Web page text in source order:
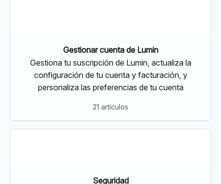
Gestionar cuenta de Lumin
Gestiona tu suscripción de Lumin, actualiza la
configuración de tu cuenta y facturación, y
personaliza las preferencias de tu cuenta
21 artículos
Seguridad